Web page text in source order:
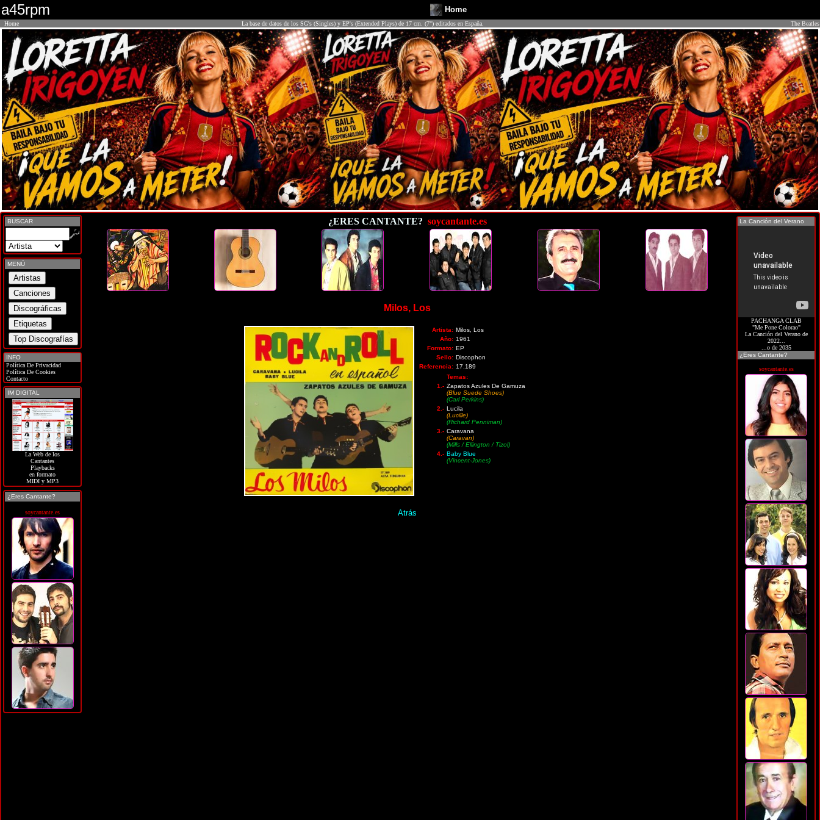
a45rpm Home
Home La base de datos de los SG's (Singles) y EP's (Extended Plays) de 17 cm. (7") editados en España. The Beatles
BUSCAR
MENÚ
INFO
Política De Privacidad
Política De Cookies
Contacto
IM DIGITAL
La Web de los
Cantantes
Playbacks
en formato
MIDI y MP3
¿Eres Cantante?
soycantante.es
¿ERES CANTANTE? soycantante.es
Milos, Los
Artista: Milos, Los
Año: 1961
Formato: EP
Sello: Discophon
Referencia: 17.189
Temas:
1.- Zapatos Azules De Gamuza
(Blue Suede Shoes)
(Carl Perkins)
2.- Lucila
(Lucille)
(Richard Penniman)
3.- Caravana
(Caravan)
(Mills / Ellington / Tizol)
4.- Baby Blue
(Vincent-Jones)
Atrás
La Canción del Verano
PACHANGA CLAB
"Me Pone Colorao"
La Canción del Verano de
2022...
...o de 2035
¿Eres Cantante?
soycantante.es